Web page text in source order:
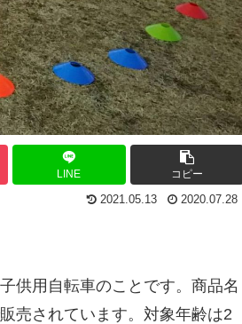
LINE コピー
2021.05.13 2020.07.28
供用自転車のことです。商品名
売されています。対象年齢は2